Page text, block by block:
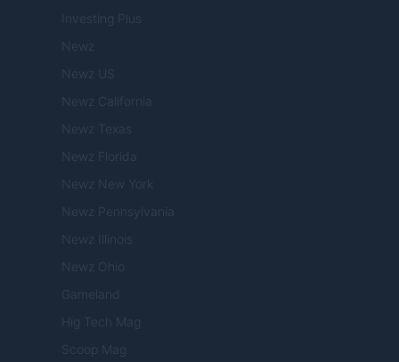
Investing Plus
Newz
Newz US
Newz California
Newz Texas
Newz Florida
Newz New York
Newz Pennsylvania
Newz Illinois
Newz Ohio
Gameland
Hig Tech Mag
Scoop Mag